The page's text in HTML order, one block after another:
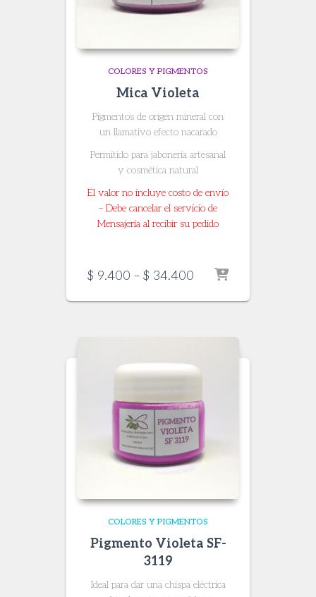
COLORES Y PIGMENTOS
Mica Violeta
Pigmentos de origen mineral con
un llamativo efecto nacarado
Permitido para jabonería artesanal
y cosmética natural
El valor no incluye costo de envío
– Debe cancelar el servicio de
Mensajería al recibir su pedido
$ 9.400 – $ 34.400 Price
$ 9.400
COLORES Y PIGMENTOS
Pigmento Violeta SF-
3119
Ideal para dar una chispa eléctrica